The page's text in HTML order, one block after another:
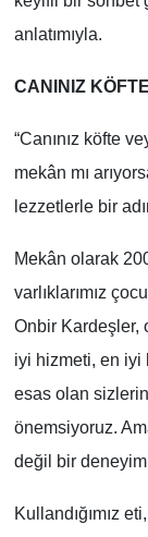
anlatımıyla.
CANINIZ
“Canınız köfte
mekân mı
lezzetlerle bir
Mekân olarak
varlıklarımız
Onbir Kardeşler,
iyi hizmeti, en iyi
esas olan sizlerin
önemsiyoruz.
değil bir deneyim
Kullandığımız